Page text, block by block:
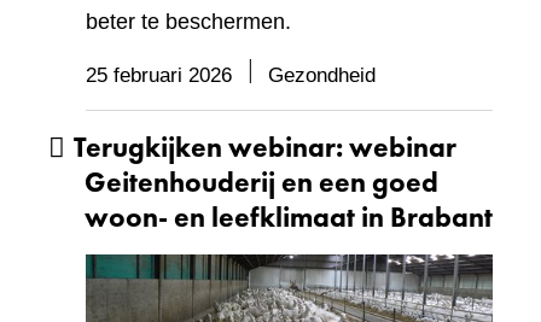
beter te beschermen.
25 februari 2026 Gezondheid
Terugkijken webinar: webinar
Geitenhouderij en een goed
woon- en leefklimaat in Brabant